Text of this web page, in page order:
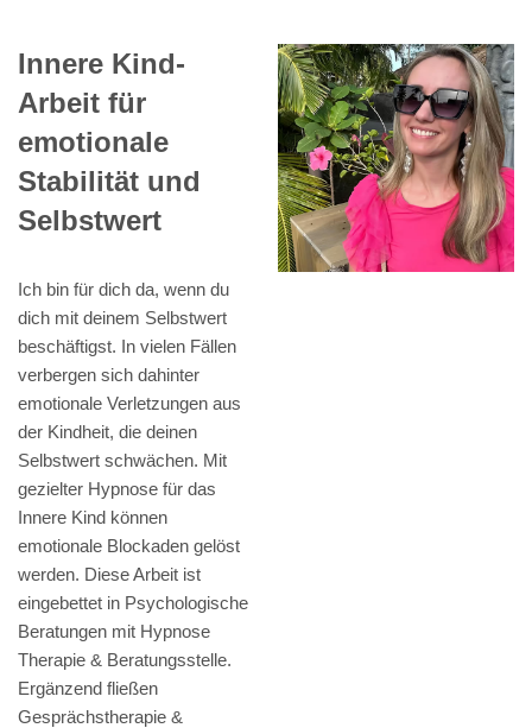
Innere Kind-
Arbeit für
emotionale
Stabilität und
Selbstwert
Ich bin für dich da, wenn du
dich mit deinem Selbstwert
beschäftigst. In vielen Fällen
verbergen sich dahinter
emotionale Verletzungen aus
der Kindheit, die deinen
Selbstwert schwächen. Mit
gezielter Hypnose für das
Innere Kind können
emotionale Blockaden gelöst
werden. Diese Arbeit ist
eingebettet in Psychologische
Beratungen mit Hypnose
Therapie & Beratungsstelle.
Ergänzend fließen
Gesprächstherapie &